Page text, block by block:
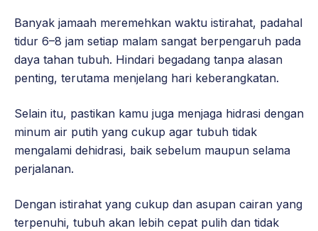
Banyak jamaah meremehkan waktu istirahat, padahal
tidur 6–8 jam setiap malam sangat berpengaruh pada
daya tahan tubuh. Hindari begadang tanpa alasan
penting, terutama menjelang hari keberangkatan.
Selain itu, pastikan kamu juga menjaga hidrasi dengan
minum air putih yang cukup agar tubuh tidak
mengalami dehidrasi, baik sebelum maupun selama
perjalanan.
Dengan istirahat yang cukup dan asupan cairan yang
terpenuhi, tubuh akan lebih cepat pulih dan tidak